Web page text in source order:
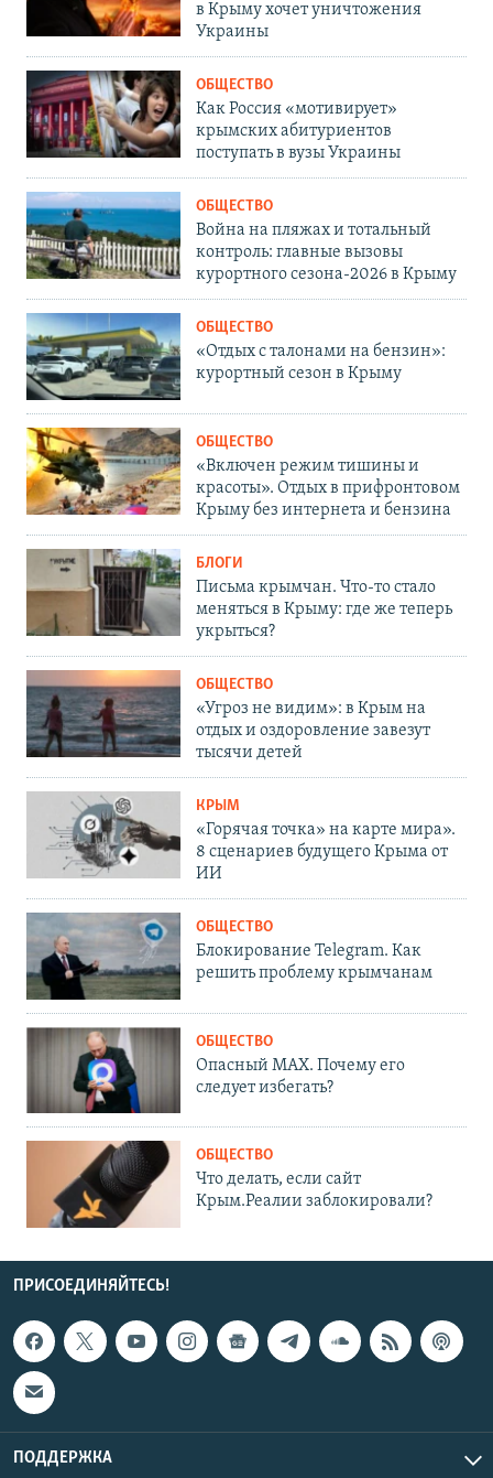
в Крыму хочет уничтожения
Украины
ОБЩЕСТВО
Как Россия «мотивирует»
крымских абитуриентов
поступать в вузы Украины
ОБЩЕСТВО
Война на пляжах и тотальный
контроль: главные вызовы
курортного сезона-2026 в Крыму
ОБЩЕСТВО
«Отдых с талонами на бензин»:
курортный сезон в Крыму
ОБЩЕСТВО
«Включен режим тишины и
красоты». Отдых в прифронтовом
Крыму без интернета и бензина
БЛОГИ
Письма крымчан. Что-то стало
меняться в Крыму: где же теперь
укрыться?
ОБЩЕСТВО
«Угроз не видим»: в Крым на
отдых и оздоровление завезут
тысячи детей
КРЫМ
«Горячая точка» на карте мира».
8 сценариев будущего Крыма от
ИИ
ОБЩЕСТВО
Блокирование Telegram. Как
решить проблему крымчанам
ОБЩЕСТВО
Опасный MAX. Почему его
следует избегать?
ОБЩЕСТВО
Что делать, если сайт
Крым.Реалии заблокировали?
ПРИСОЕДИНЯЙТЕСЬ!
ПОДДЕРЖКА